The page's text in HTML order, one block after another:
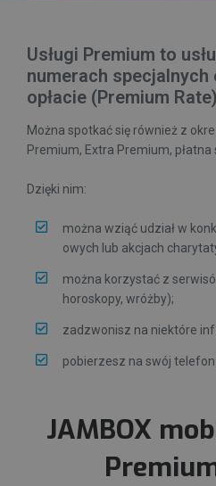
Usługi Premium to
numerach
opłacie (Premium
Można spotkać się również z
Premium, Extra Premium,
Dzięki nim:
można wziąć udział w
owych lub akcjach
można korzystać z
horoskopy, wróżby);
zadzwonisz na niektóre
pobierzesz na swój telefon
JAMBOX